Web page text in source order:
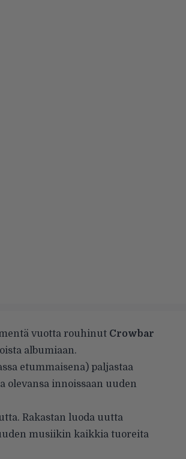
vuotta rouhinut Crowbar
albumiaan.
etummaisena) paljastaa
olevansa innoissaan uuden
Rakastan luoda uutta
musiikin kaikkia tuoreita